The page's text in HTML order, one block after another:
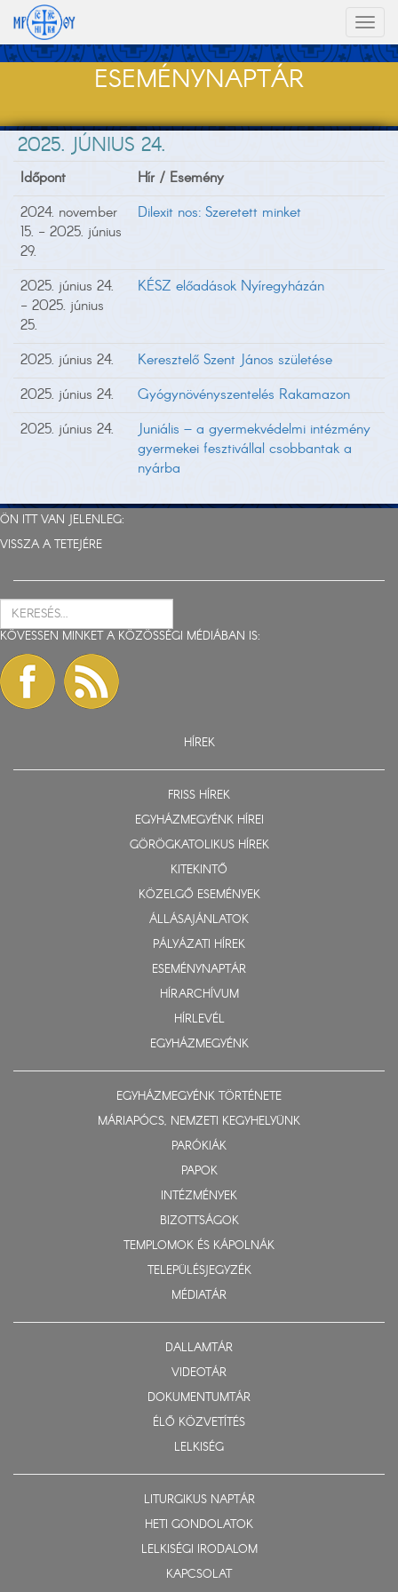
ESEMÉNYNAPTÁR
2025. JÚNIUS 24.
Időpont
Hír / Esemény
2024. november
15. - 2025. június
29.
Dilexit nos: Szeretett minket
2025. június 24.
- 2025. június
25.
KÉSZ előadások Nyíregyházán
2025. június 24.
Keresztelő Szent János születése
2025. június 24.
Gyógynövényszentelés Rakamazon
2025. június 24.
Juniális – a gyermekvédelmi intézmény
gyermekei fesztivállal csobbantak a
nyárba
ÖN ITT VAN JELENLEG:
VISSZA A TETEJÉRE
KÖVESSEN MINKET A KÖZÖSSÉGI MÉDIÁBAN IS:
HÍREK
FRISS HÍREK
EGYHÁZMEGYÉNK HÍREI
GÖRÖGKATOLIKUS HÍREK
KITEKINTŐ
KÖZELGŐ ESEMÉNYEK
ÁLLÁSAJÁNLATOK
PÁLYÁZATI HÍREK
ESEMÉNYNAPTÁR
HÍRARCHÍVUM
HÍRLEVÉL
EGYHÁZMEGYÉNK
EGYHÁZMEGYÉNK TÖRTÉNETE
MÁRIAPÓCS, NEMZETI KEGYHELYÜNK
PARÓKIÁK
PAPOK
INTÉZMÉNYEK
BIZOTTSÁGOK
TEMPLOMOK ÉS KÁPOLNÁK
TELEPÜLÉSJEGYZÉK
MÉDIATÁR
DALLAMTÁR
VIDEOTÁR
DOKUMENTUMTÁR
ÉLŐ KÖZVETÍTÉS
LELKISÉG
LITURGIKUS NAPTÁR
HETI GONDOLATOK
LELKISÉGI IRODALOM
KAPCSOLAT